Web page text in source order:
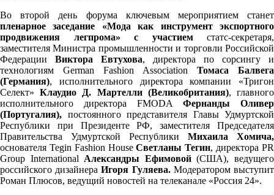
Во второй день форума ключевым мероприятием станет
пленарное заседание
«Мода как инструмент экспортного
продвижения легпрома» с участиемстатс-секретаря,
заместителя Министра промышленности и торговли Российской
Федерации Виктора Евтухова, директора по сорсингу и
технологиям German Fashion Association Томаса Балвега
(Германия), исполнительного директора компании «Тригон
Селект»Клаудио Д. Мартелли (Великобритания), главного
исполнительного директора FMODA Фернанды Оливер
(Португалия), постоянного представителя Главы Удмуртской
Республики при Президенте РФ, заместителя Председателя
Правительства Удмуртской Республики Михаила Хомича,
основателя Tegin Fashion HouseСветланы Тегин, директора PR
Group International Александры Ефимовой(США), ведущего
российского дизайнераИгоря Гуляева. Модератором выступит
Роман Плюсов, ведущий новостей на телеканале «Россия 24».